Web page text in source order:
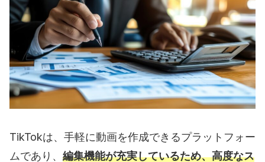
TikTokは、手軽に動画を作成できるプラットフォー
ムであり、 編集機能が充実しているため、高度なス